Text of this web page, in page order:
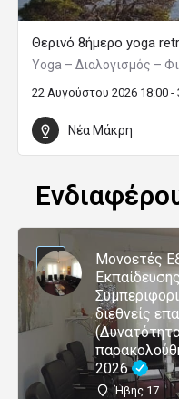
Θερινό 8ήμερο yoga
Yoga – Διαλογισμός –
22 Αυγούστου 2026 18:00
Νέα Μάκρη
Μονοετές
διεθνείς
2026
Ήβης 17